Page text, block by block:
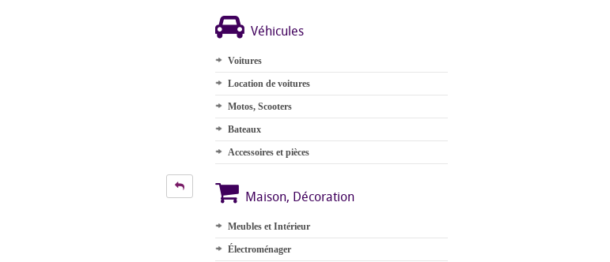
Véhicules
Voitures
Location de voitures
Motos, Scooters
Bateaux
Accessoires et pièces
Maison, Décoration
Meubles et Intérieur
Électroménager